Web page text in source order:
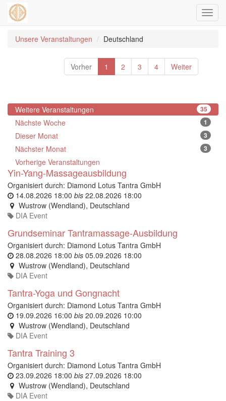
ein-/
Unsere Veranstaltungen
Deutschland
Vorher 1 2 3 4 Weiter
Weitere Veranstaltungen 35
Nächste Woche 1
Dieser Monat 3
Nächster Monat 3
Vorherige Veranstaltungen
Yin-Yang-Massageausbildung
Organisiert durch: Diamond Lotus Tantra GmbH
14.08.2026 18:00 bis 22.08.2026 18:00
Wustrow (Wendland), Deutschland
DIA Event
Grundseminar Tantramassage-Ausbildung
Organisiert durch: Diamond Lotus Tantra GmbH
28.08.2026 18:00 bis 05.09.2026 18:00
Wustrow (Wendland), Deutschland
DIA Event
Tantra-Yoga und Gongnacht
Organisiert durch: Diamond Lotus Tantra GmbH
19.09.2026 16:00 bis 20.09.2026 10:00
Wustrow (Wendland), Deutschland
DIA Event
Tantra Training 3
Organisiert durch: Diamond Lotus Tantra GmbH
23.09.2026 18:00 bis 27.09.2026 18:00
Wustrow (Wendland), Deutschland
DIA Event